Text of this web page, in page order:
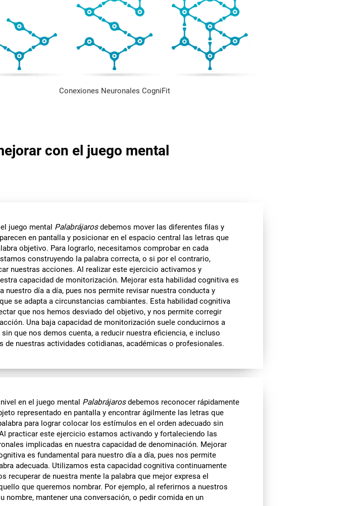
Conexiones Neuronales CogniFit
con el juego mental
juego mental Palabrájarosdebemos mover las diferentes filas y
en pantalla y posicionar en el espacio central las letras que
objetivo. Para lograrlo, necesitamos comprobar en cada
construyendo la palabra correcta, o si por el contrario,
nuestras acciones. Al realizar este ejercicio activamos y
capacidad de monitorización. Mejorar esta habilidad cognitiva es
nuestro día a día, pues nos permite revisar nuestra conducta y
se adapta a circunstancias cambiantes. Esta habilidad cognitiva
que nos hemos desviado del objetivo, y nos permite corregir
Una baja capacidad de monitorización suele conducirnos a
que nos demos cuenta, a reducir nuestra eficiencia, e incluso
de nuestras actividades cotidianas, académicas o profesionales.
en el juego mental Palabrájarosdebemos reconocer rápidamente
representado en pantalla y encontrar ágilmente las letras que
para lograr colocar los estímulos en el orden adecuado sin
practicar este ejercicio estamos activando y fortaleciendo las
implicadas en nuestra capacidad de denominación. Mejorar
es fundamental para nuestro día a día, pues nos permite
adecuada. Utilizamos esta capacidad cognitiva continuamente
recuperar de nuestra mente la palabra que mejor expresa el
que queremos nombrar. Por ejemplo, al referirnos a nuestros
nombre, mantener una conversación, o pedir comida en un